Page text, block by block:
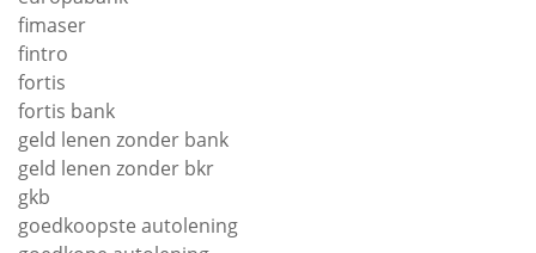
fimaser
fintro
fortis
fortis bank
geld lenen zonder bank
geld lenen zonder bkr
gkb
goedkoopste autolening